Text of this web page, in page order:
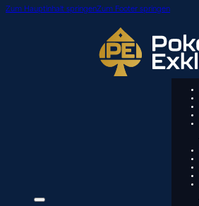
Zum Hauptinhalt springenZum Footer springen